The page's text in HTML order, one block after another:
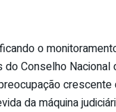
o
Conselho Nacional
da máquina